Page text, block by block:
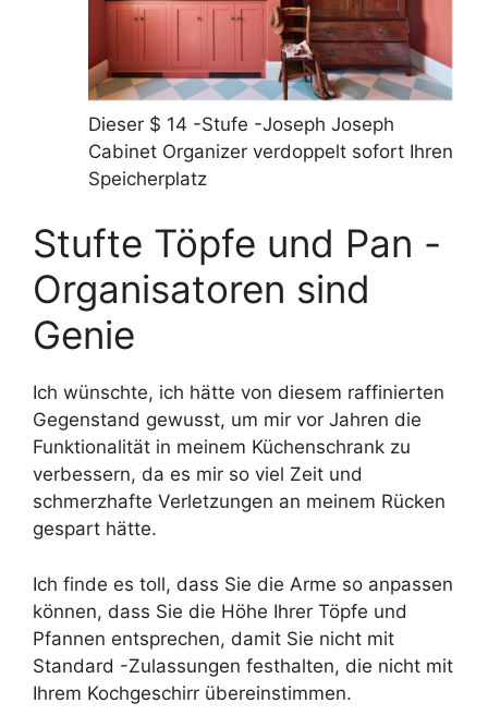
Dieser $ 14 -Stufe -Joseph Joseph
Cabinet Organizer verdoppelt sofort Ihren
Speicherplatz
Stufte Töpfe und Pan -
Organisatoren sind
Genie
Ich wünschte, ich hätte von diesem raffinierten
Gegenstand gewusst, um mir vor Jahren die
Funktionalität in meinem Küchenschrank zu
verbessern, da es mir so viel Zeit und
schmerzhafte Verletzungen an meinem Rücken
gespart hätte.
Ich finde es toll, dass Sie die Arme so anpassen
können, dass Sie die Höhe Ihrer Töpfe und
Pfannen entsprechen, damit Sie nicht mit
Standard -Zulassungen festhalten, die nicht mit
Ihrem Kochgeschirr übereinstimmen.